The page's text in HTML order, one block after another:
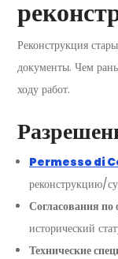
Реконструкция
документы. Чем
ходу работ.
Permesso di
реконструкцию/
Согласования по
исторический
Технические